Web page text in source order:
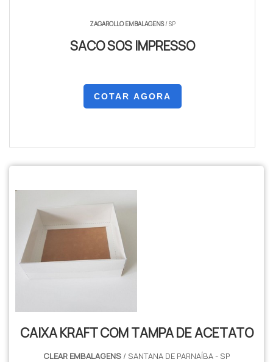
ZAGAROLLO EMBALAGENS/ SP
SACO SOS IMPRESSO
COTAR AGORA
CAIXA KRAFT COM TAMPA DE ACETATO
CLEAR EMBALAGENS / SANTANA DE PARNAÍBA - SP